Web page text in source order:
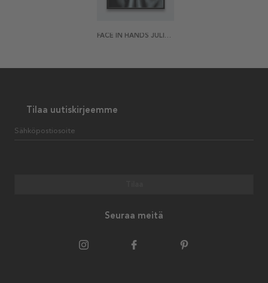
FACE IN HANDS JULISTE
Tilaa uutiskirjeemme
Sähköpostiosoite
Seuraa meitä